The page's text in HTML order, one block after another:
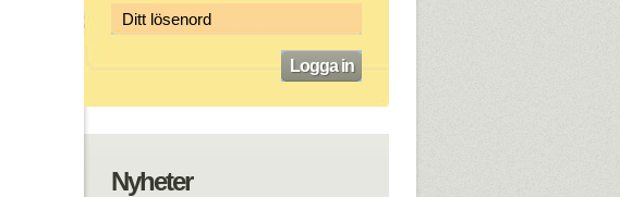
Nyheter